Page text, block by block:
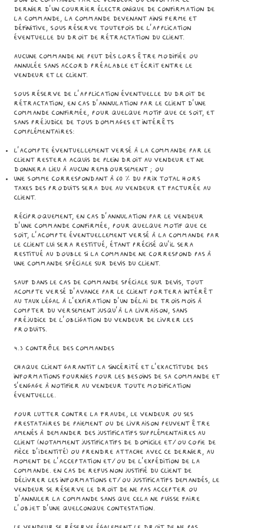
dernier d’un courrier électronique de confirmation de
la commande, la commande devenant ainsi ferme et
définitive, sous réserve toutefois de l’application
éventuelle du droit de rétractation du Client.
Aucune commande ne peut dès lors être modifiée ou
annulée sans accord préalable et écrit entre le
Vendeur et le Client.
Sous réserve de l’application éventuelle du droit de
rétractation, en cas d’annulation par le Client d’une
commande confirmée, pour quelque motif que ce soit, et
sans préjudice de tous dommages et intérêts
complémentaires:
l’acompte éventuellement versé à la commande par le
Client restera acquis de plein droit au Vendeur et ne
donnera lieu à aucun remboursement ; ou
une somme correspondant à 60 % du prix total hors
taxes des Produits sera due au Vendeur et facturée au
Client.
Réciproquement, en cas d’annulation par le Vendeur
d’une commande confirmée, pour quelque motif que ce
soit, l’acompte éventuellement versé à la commande par
le Client lui sera restitué, étant précisé qu’il sera
restitué au double si la commande ne correspond pas à
une commande spéciale sur devis du Client.
Sauf dans le cas de commande spéciale sur devis, tout
acompte versé d’avance par le Client portera intérêt
au taux légal à l'expiration d'un délai de trois mois à
compter du versement jusqu'à la livraison, sans
préjudice de l'obligation du Vendeur de livrer les
Produits.
4.3 Contrôle des commandes
Chaque Client garantit la sincérité et l'exactitude des
informations fournies pour les besoins de sa commande et
s'engage à notifier au Vendeur toute modification
éventuelle.
Pour lutter contre la fraude, le Vendeur ou ses
prestataires de paiement ou de livraison peuvent être
amenés à demander des justificatifs supplémentaires au
Client (notamment justificatifs de domicile et/ou copie de
pièce d'identité) ou prendre attache avec ce dernier, au
moment de l'acceptation et/ou de l’expédition de la
commande. En cas de refus non justifié du Client de
délivrer les informations et/ou justificatifs demandés, le
Vendeur se réserve le droit de ne pas accepter ou
d’annuler la commande sans que cela ne puisse faire
l’objet d’une quelconque contestation.